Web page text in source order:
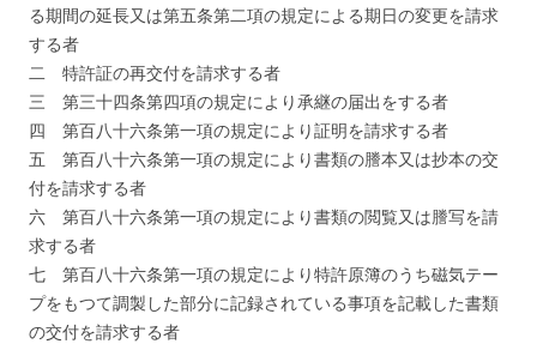
る期間の延長又は第五条第二項の規定による期日の変更を請求
する者
二 特許証の再交付を請求する者
三 第三十四条第四項の規定により承継の届出をする者
四 第百八十六条第一項の規定により証明を請求する者
五 第百八十六条第一項の規定により書類の謄本又は抄本の交
付を請求する者
六 第百八十六条第一項の規定により書類の閲覧又は謄写を請
求する者
七 第百八十六条第一項の規定により特許原簿のうち磁気テー
プをもつて調製した部分に記録されている事項を記載した書類
の交付を請求する者